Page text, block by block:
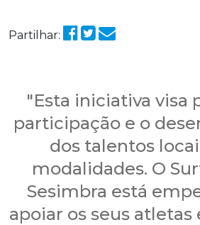
Partilhar:
"Esta iniciativa visa
participação e o
dos talentos
modalidades. O
Sesimbra está
apoiar os seus